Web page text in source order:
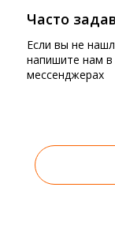
Часто
Если вы не
напишите нам в
мессенджерах